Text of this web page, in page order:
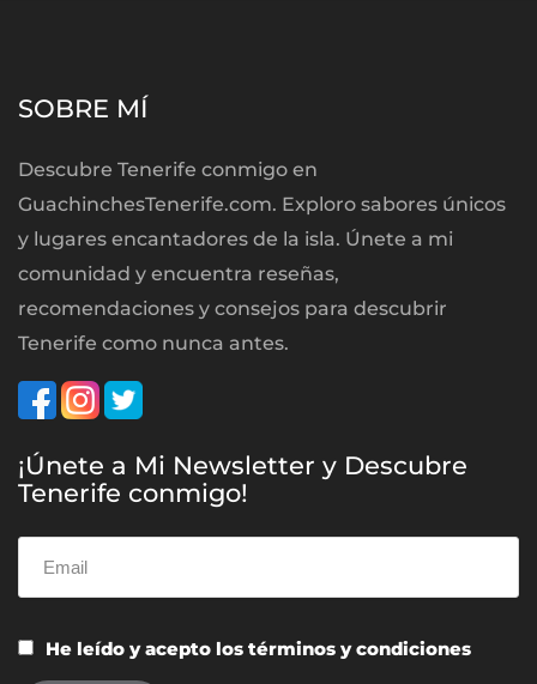
SOBRE MÍ
Descubre Tenerife conmigo en
GuachinchesTenerife.com. Exploro sabores únicos
y lugares encantadores de la isla. Únete a mi
comunidad y encuentra reseñas,
recomendaciones y consejos para descubrir
Tenerife como nunca antes.
¡Únete a Mi Newsletter y Descubre
Tenerife conmigo!
He leído y acepto los términos y condiciones